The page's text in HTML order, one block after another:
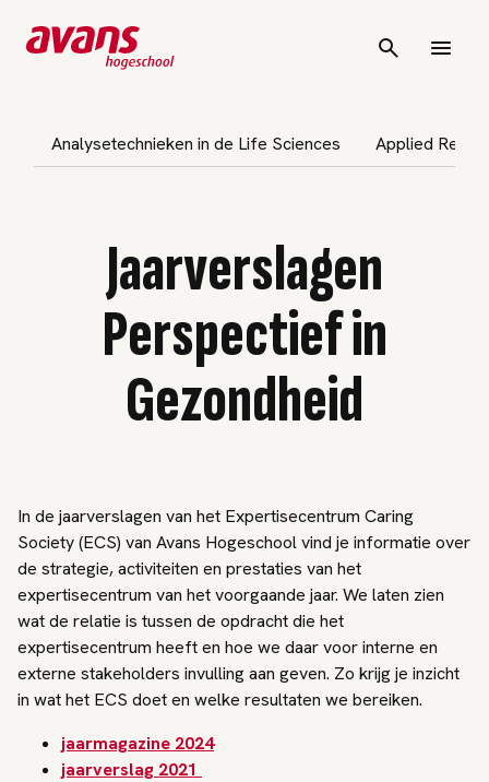
Analysetechnieken in de Life Sciences
Applied
Jaarverslagen
Perspectief in
Gezondheid
In de jaarverslagen van het Expertisecentrum Caring
Society (ECS) van Avans Hogeschool vind je informatie over
de strategie, activiteiten en prestaties van het
expertisecentrum van het voorgaande jaar. We laten zien
wat de relatie is tussen de opdracht die het
expertisecentrum heeft en hoe we daar voor interne en
externe stakeholders invulling aan geven. Zo krijg je inzicht
in wat het ECS doet en welke resultaten we bereiken.
jaarmagazine 2024
jaarverslag 2021